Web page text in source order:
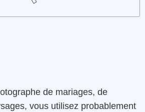
de mariages, de
vous utilisez probablement